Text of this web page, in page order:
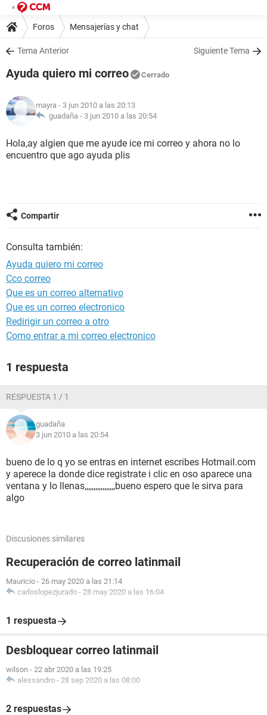
Foros Mensajerías y chat
Tema Anterior Siguiente Tema
Ayuda quiero mi correo Cerrado
mayra - 3 jun 2010 a las 20:13
guadaña - 3 jun 2010 a las 20:54
Hola,ay algien que me ayude ice mi correo y ahora no lo
encuentro que ago ayuda plis
Compartir
Consulta también:
Ayuda quiero mi correo
Cco correo
Que es un correo alternativo
Que es un correo electronico
Redirigir un correo a otro
Como entrar a mi correo electronico
1 respuesta
RESPUESTA 1 / 1
guadaña
3 jun 2010 a las 20:54
bueno de lo q yo se entras en internet escribes Hotmail.com
y aperece la donde dice registrate i clic en oso aparece una
ventana y lo llenas,,,,,,,,,,,,,,,,,bueno espero que le sirva para
algo
Discusiones similares
Recuperación de correo latinmail
Mauricio - 26 may 2020 a las 21:14
carloslopezjurado - 28 may 2020 a las 16:04
1 respuesta
Desbloquear correo latinmail
wilson - 22 abr 2020 a las 19:25
alessandro - 28 sep 2020 a las 08:00
2 respuestas